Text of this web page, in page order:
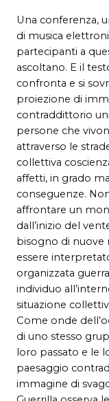
Una conferenza,
di musica
partecipanti a
ascoltano. E il
confronta e si
proiezione di
contraddittorio
persone che
attraverso le
collettiva
affetti, in grado
conseguenze.
affrontare un
dall’inizio del
bisogno di nuove
essere
organizzata
individuo
situazione
Come onde
di uno stesso
loro passato e le
paesaggio
immagine di